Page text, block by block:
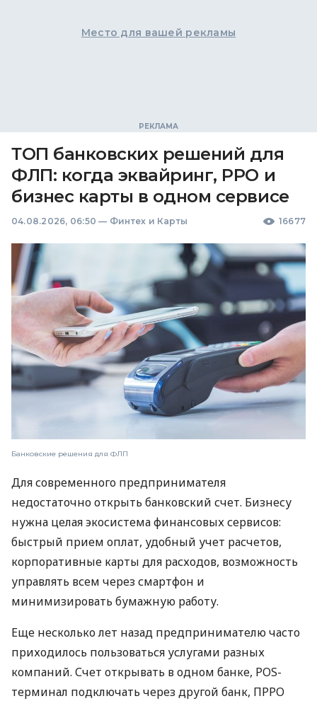
Место для вашей рекламы
ТОП банковских решений для
ФЛП: когда эквайринг, РРО и
бизнес карты в одном сервисе
04.08.2026, 06:50 — Финтех и Карты 16677
Банковские решения для ФЛП
Для современного предпринимателя
недостаточно открыть банковский счет. Бизнесу
нужна целая экосистема финансовых сервисов:
быстрый прием оплат, удобный учет расчетов,
корпоративные карты для расходов, возможность
управлять всем через смартфон и
минимизировать бумажную работу.
Еще несколько лет назад предпринимателю часто
приходилось пользоваться услугами разных
компаний. Счет открывать в одном банке, POS-
терминал подключать через другой банк, ПРРО